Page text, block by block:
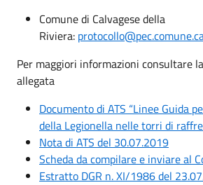
Comune di Calvagese della
Riviera:
Per maggiori informazioni consultare
allegata
Documento di ATS “Linee Guida
della Legionella nelle torri di
Nota di ATS del 30.07.2019
Scheda da compilare e inviare al
Estratto DGR n. XI/1986 del